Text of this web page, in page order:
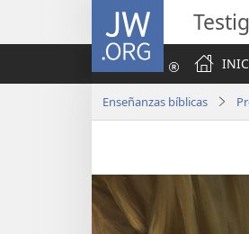
JW.ORG
Enseñanzas bíblicas